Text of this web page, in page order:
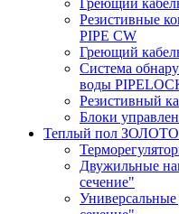
Греющий
Резистивные
PIPE CW
Греющий
Система
воды
Резистивный
Блоки
Теплый пол
Двужильные
сечение"